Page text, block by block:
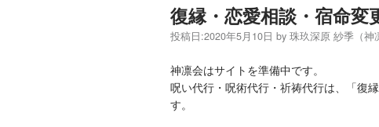
復縁・恋愛相談・宿命変
投稿日:2020年5月10日 by 珠玖深原 紗季（神
神凛会はサイトを準備中です。
呪い代行・呪術代行・祈祷代行は、「復
す。